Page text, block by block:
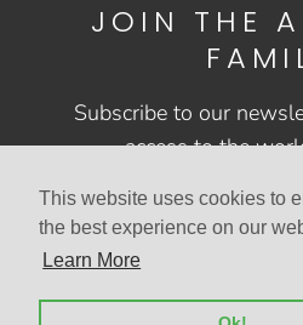
This website uses cookies to
the best experience on our
Learn More
Powered by
JOIN THE
Subscribe to our
access to the